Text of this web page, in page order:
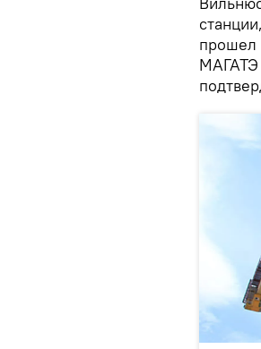
прошел
МАГАТЭ